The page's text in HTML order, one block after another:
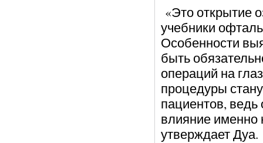
«Это открытие
учебники
Особенности
быть
операций на
процедуры
пациентов,
влияние именно
утверждает Дуа.